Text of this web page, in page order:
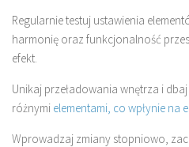
Regularnie testuj ustawienia
harmonię oraz funkcjonalność
efekt.
Unikaj przeładowania wnętrza i
różnymi elementami, co wpłynie na
Wprowadzaj zmiany stopniowo,